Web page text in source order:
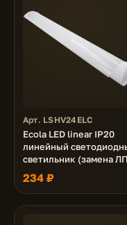
Арт. LSHV24ELC
Ecola LED linear IP20
линейный
светильник (замена
24W 220V 4200K
600x75x25
234 ₽